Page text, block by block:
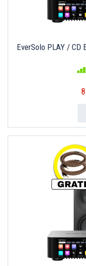
EverSolo PLAY / CD